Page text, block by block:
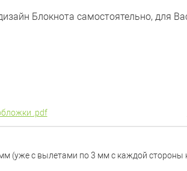
Блокнота самостоятельно, для
.pdf
(уже с вылетами по 3 мм с каждой стороны